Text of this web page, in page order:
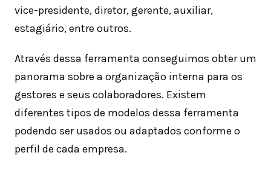
vice-presidente, diretor, gerente, auxiliar,
estagiário, entre outros.
Através dessa ferramenta conseguimos obter um
panorama sobre a organização interna para os
gestores e seus colaboradores. Existem
diferentes tipos de modelos dessa ferramenta
podendo ser usados ou adaptados conforme o
perfil de cada empresa.